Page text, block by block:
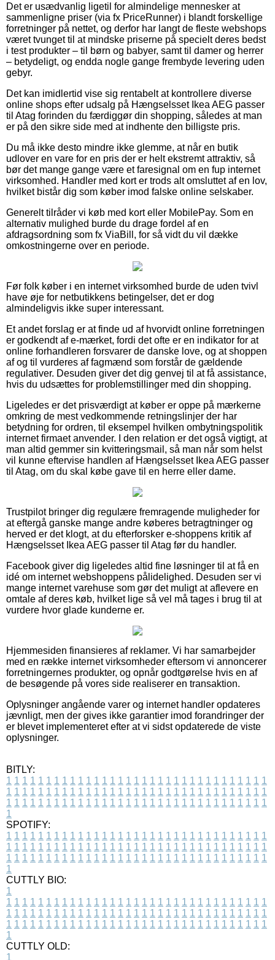
Det er usædvanlig ligetil for almindelige mennesker at
sammenligne priser (via fx PriceRunner) i blandt forskellige
forretninger på nettet, og derfor har langt de fleste webshops
været tvunget til at mindske priserne på specielt deres bedst
i test produkter – til børn og babyer, samt til damer og herrer
– betydeligt, og endda nogle gange frembyde levering uden
gebyr.
Det kan imidlertid vise sig rentabelt at kontrollere diverse
online shops efter udsalg på Hængselsset Ikea AEG passer
til Atag forinden du færdiggør din shopping, således at man
er på den sikre side med at indhente den billigste pris.
Du må ikke desto mindre ikke glemme, at når en butik
udlover en vare for en pris der er helt ekstremt attraktiv, så
bør det mange gange være et faresignal om en fup internet
virksomhed. Handler med kort er trods alt omsluttet af en lov,
hvilket bistår dig som køber imod falske online selskaber.
Generelt tilråder vi køb med kort eller MobilePay. Som en
alternativ mulighed burde du drage fordel af en
afdragsordning som fx ViaBill, for så vidt du vil dække
omkostningerne over en periode.
Før folk køber i en internet virksomhed burde de uden tvivl
have øje for netbutikkens betingelser, det er dog
almindeligvis ikke super interessant.
Et andet forslag er at finde ud af hvorvidt online forretningen
er godkendt af e-mærket, fordi det ofte er en indikator for at
online forhandleren forsvarer de danske love, og at shoppen
af og til vurderes af fagmænd som forstår de gældende
regulativer. Desuden giver det dig genvej til at få assistance,
hvis du udsættes for problemstillinger med din shopping.
Ligeledes er det prisværdigt at køber er oppe på mærkerne
omkring de mest vedkommende retningslinjer der har
betydning for ordren, til eksempel hvilken ombytningspolitik
internet firmaet anvender. I den relation er det også vigtigt, at
man altid gemmer sin kvitteringsmail, så man når som helst
vil kunne eftervise handlen af Hængselsset Ikea AEG passer
til Atag, om du skal købe gave til en herre eller dame.
Trustpilot bringer dig regulære fremragende muligheder for
at eftergå ganske mange andre køberes betragtninger og
herved er det klogt, at du efterforsker e-shoppens kritik af
Hængselsset Ikea AEG passer til Atag før du handler.
Facebook giver dig ligeledes altid fine løsninger til at få en
idé om internet webshoppens pålidelighed. Desuden ser vi
mange internet varehuse som gør det muligt at aflevere en
omtale af deres køb, hvilket lige så vel må tages i brug til at
vurdere hvor glade kunderne er.
Hjemmesiden finansieres af reklamer. Vi har samarbejder
med en række internet virksomheder eftersom vi annoncerer
forretningernes produkter, og opnår godtgørelse hvis en af
de besøgende på vores side realiserer en transaktion.
Oplysninger angående varer og internet handler opdateres
jævnligt, men der gives ikke garantier imod forandringer der
er blevet implementeret efter at vi sidst opdaterede de viste
oplysninger.
BITLY:
1 1 1 1 1 1 1 1 1 1 1 1 1 1 1 1 1 1 1 1 1 1 1 1 1 1 1 1 1 1 1 1 1
1 1 1 1 1 1 1 1 1 1 1 1 1 1 1 1 1 1 1 1 1 1 1 1 1 1 1 1 1 1 1 1 1
1 1 1 1 1 1 1 1 1 1 1 1 1 1 1 1 1 1 1 1 1 1 1 1 1 1 1 1 1 1 1 1 1
1
SPOTIFY:
1 1 1 1 1 1 1 1 1 1 1 1 1 1 1 1 1 1 1 1 1 1 1 1 1 1 1 1 1 1 1 1 1
1 1 1 1 1 1 1 1 1 1 1 1 1 1 1 1 1 1 1 1 1 1 1 1 1 1 1 1 1 1 1 1 1
1 1 1 1 1 1 1 1 1 1 1 1 1 1 1 1 1 1 1 1 1 1 1 1 1 1 1 1 1 1 1 1 1
1
CUTTLY BIO:
1
1 1 1 1 1 1 1 1 1 1 1 1 1 1 1 1 1 1 1 1 1 1 1 1 1 1 1 1 1 1 1 1 1
1 1 1 1 1 1 1 1 1 1 1 1 1 1 1 1 1 1 1 1 1 1 1 1 1 1 1 1 1 1 1 1 1
1 1 1 1 1 1 1 1 1 1 1 1 1 1 1 1 1 1 1 1 1 1 1 1 1 1 1 1 1 1 1 1 1
1
CUTTLY OLD:
1